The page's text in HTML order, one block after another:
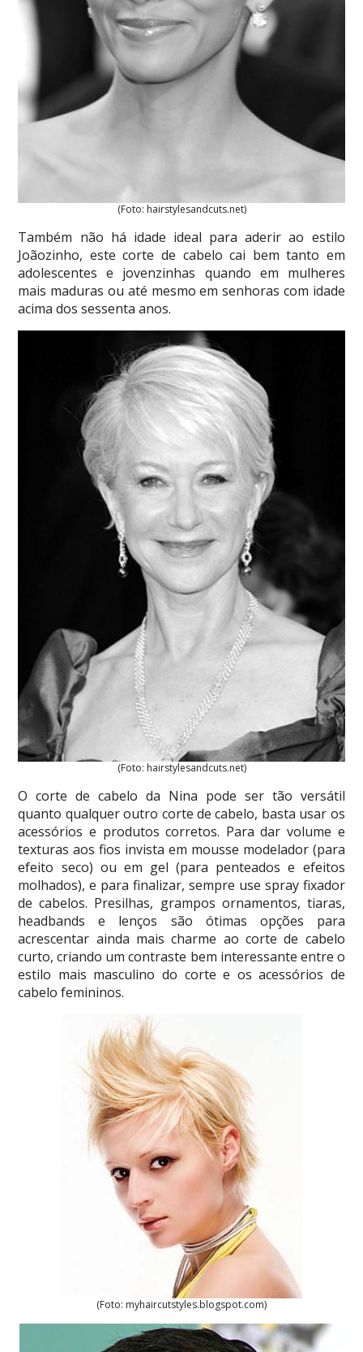
(Foto: hairstylesandcuts.net)
Também não há idade ideal para aderir ao estilo
Joãozinho, este corte de cabelo cai bem tanto em
adolescentes e jovenzinhas quando em mulheres
mais maduras ou até mesmo em senhoras com idade
acima dos sessenta anos.
(Foto: hairstylesandcuts.net)
O corte de cabelo da Nina pode ser tão versátil
quanto qualquer outro corte de cabelo, basta usar os
acessórios e produtos corretos. Para dar volume e
texturas aos fios invista em mousse modelador (para
efeito seco) ou em gel (para penteados e efeitos
molhados), e para finalizar, sempre use spray fixador
de cabelos. Presilhas, grampos ornamentos, tiaras,
headbands e lenços são ótimas opções para
acrescentar ainda mais charme ao corte de cabelo
curto, criando um contraste bem interessante entre o
estilo mais masculino do corte e os acessórios de
cabelo femininos.
(Foto: myhaircutstyles.blogspot.com)